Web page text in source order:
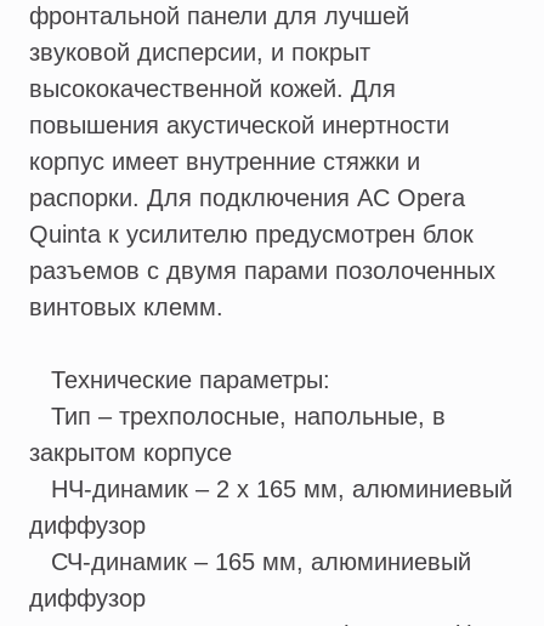
фронтальной панели для лучшей
звуковой дисперсии, и покрыт
высококачественной кожей. Для
повышения акустической инертности
корпус имеет внутренние стяжки и
распорки. Для подключения АС Opera
Quinta к усилителю предусмотрен блок
разъемов с двумя парами позолоченных
винтовых клемм.
Технические параметры:
Тип – трехполосные, напольные, в
закрытом корпусе
НЧ-динамик – 2 х 165 мм, алюминиевый
диффузор
СЧ-динамик – 165 мм, алюминиевый
диффузор